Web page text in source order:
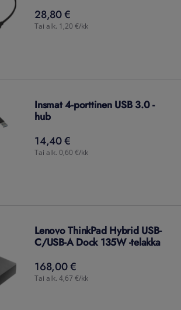
28,80 €
28,80€
Tai alk. 1,20 €/kk
Insmat 4-porttinen USB 3.0 -
hub
14,40 €
14,40€
Tai alk. 0,60 €/kk
Lenovo ThinkPad Hybrid USB-
C/USB-A Dock 135W -telakka
168,00 €
168,00€
Tai alk. 4,67 €/kk